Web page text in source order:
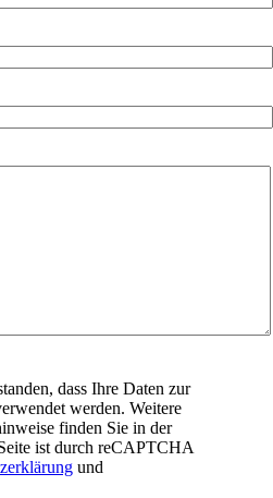
dass Ihre Daten zur
werden. Weitere
finden Sie in der
ist durch reCAPTCHA
und